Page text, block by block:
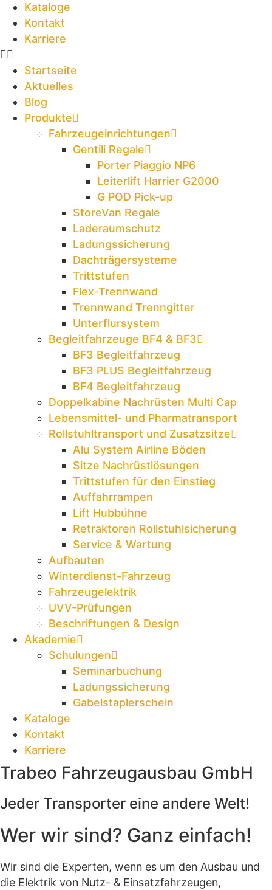
Kataloge
Kontakt
Karriere
Startseite
Aktuelles
Blog
Produkte
Fahrzeugeinrichtungen
Gentili Regale
Porter Piaggio NP6
Leiterlift Harrier G2000
G POD Pick-up
StoreVan Regale
Laderaumschutz
Ladungssicherung
Dachträgersysteme
Trittstufen
Flex-Trennwand
Trennwand Trenngitter
Unterflursystem
Begleitfahrzeuge BF4 & BF3
BF3 Begleitfahrzeug
BF3 PLUS Begleitfahrzeug
BF4 Begleitfahrzeug
Doppelkabine Nachrüsten Multi Cap
Lebensmittel- und Pharmatransport
Rollstuhltransport und Zusatzsitze
Alu System Airline Böden
Sitze Nachrüstlösungen
Trittstufen für den Einstieg
Auffahrrampen
Lift Hubbühne
Retraktoren Rollstuhlsicherung
Service & Wartung
Aufbauten
Winterdienst-Fahrzeug
Fahrzeugelektrik
UVV-Prüfungen
Beschriftungen & Design
Akademie
Schulungen
Seminarbuchung
Ladungssicherung
Gabelstaplerschein
Kataloge
Kontakt
Karriere
Trabeo Fahrzeugausbau GmbH
Jeder Transporter eine andere Welt!
Wer wir sind? Ganz einfach!
Wir sind die Experten, wenn es um den Ausbau und
die Elektrik von Nutz- & Einsatzfahrzeugen,